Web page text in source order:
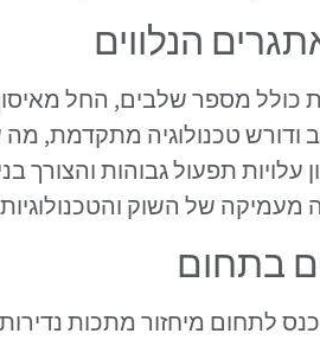
הנלווים
כולל מספר שלבים, החל
ודורש טכנולוגיה מתקדמת,
תפעול גבוהות והצורך
של השוק והטכנולוגיות
בתחום
לתחום מיחזור מתכות